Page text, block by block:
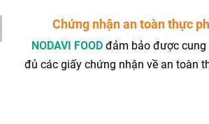
Chứng nhận an toàn thực
NODAVI FOOD đảm bảo được cung
đủ các giấy chứng nhận về an toàn